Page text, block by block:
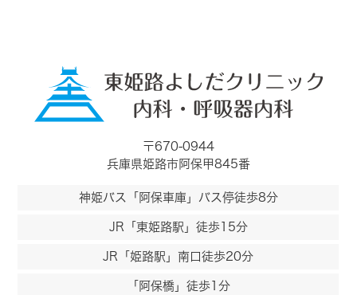
〒670-0944
兵庫県姫路市阿保甲845番
神姫バス「阿保車庫」バス停徒歩8分
JR「東姫路駅」徒歩15分
JR「姫路駅」南口徒歩20分
「阿保橋」徒歩1分